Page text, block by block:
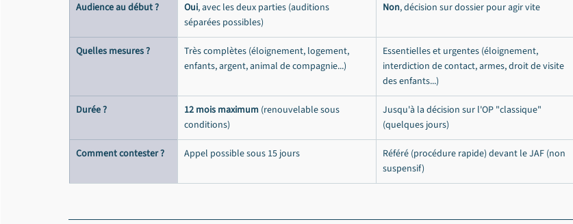
Audience au début ? Oui, avec les deux parties (auditions
séparées possibles)
Non, décision sur dossier pour agir vite
Quelles mesures ?
Très complètes (éloignement, logement,
enfants, argent, animal de compagnie...)
Essentielles et urgentes (éloignement,
interdiction de contact, armes, droit de visite
des enfants...)
Durée ? 12 mois maximum (renouvelable sous
conditions)
Jusqu'à la décision sur l'OP "classique"
(quelques jours)
Comment contester ? Appel possible sous 15 jours
Référé (procédure rapide) devant le JAF (non
suspensif)